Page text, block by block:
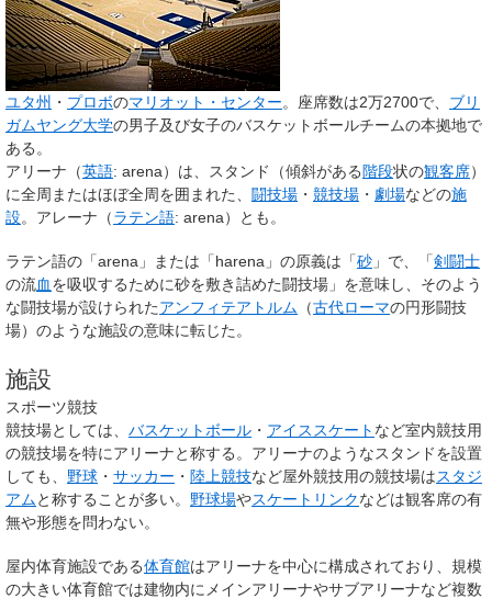
ユタ州 ・ プロボのマリオット・センター。座席数は2万2700で、 ブリ
ガムヤング大学の男子及び女子のバスケットボールチームの本拠地で
ある。
アリーナ （英語: arena）は、スタンド（傾斜がある階段状の観客席）
に全周またはほぼ全周を囲まれた、 闘技場 ・ 競技場 ・ 劇場などの施
設。 アレーナ （ラテン語: arena）とも。
ラテン語の「arena 」または「harena 」の原義は「砂 」で、「剣闘士
の流血を吸収するために砂を敷き詰めた闘技場」を意味し、そのよう
な闘技場が設けられたアンフィテアトルム （古代ローマの円形闘技
場）のような施設の意味に転じた。
施設
スポーツ競技
競技場としては、 バスケットボール ・ アイススケート など室内競技用
の競技場を特にアリーナと称する。アリーナのようなスタンドを設置
しても、 野球 ・ サッカー ・ 陸上競技など屋外競技用の競技場はスタジ
アムと称することが多い。 野球場やスケートリンクなどは観客席の有
無や形態を問わない。
屋内体育施設である体育館はアリーナを中心に構成されており、規模
の大きい体育館では建物内にメインアリーナやサブアリーナなど複数